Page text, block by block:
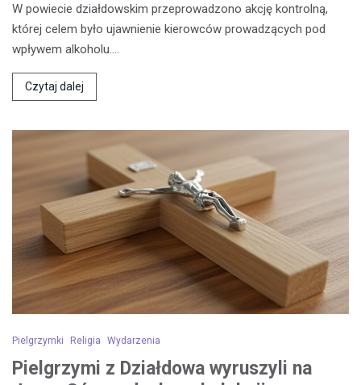
W powiecie działdowskim przeprowadzono akcję kontrolną,
której celem było ujawnienie kierowców prowadzących pod
wpływem alkoholu.…
Czytaj dalej
Pielgrzymki Religia Wydarzenia
Pielgrzymi z Działdowa wyruszyli na